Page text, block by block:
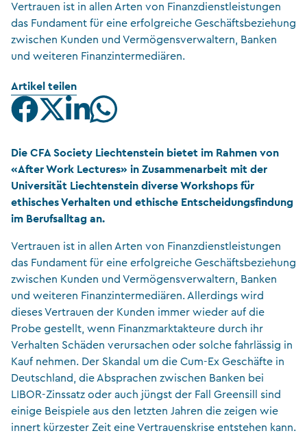
Vertrauen ist in allen Arten von Finanzdienstleistungen
das Fundament für eine erfolgreiche Geschäftsbeziehung
zwischen Kunden und Vermögensverwaltern, Banken
und weiteren Finanzintermediären.
Artikel teilen
Die CFA Society Liechtenstein bietet im Rahmen von
«After Work Lectures» in Zusammenarbeit mit der
Universität Liechtenstein diverse Workshops für
ethisches Verhalten und ethische Entscheidungsfindung
im Berufsalltag an.
Vertrauen ist in allen Arten von Finanzdienstleistungen
das Fundament für eine erfolgreiche Geschäftsbeziehung
zwischen Kunden und Vermögensverwaltern, Banken
und weiteren Finanzintermediären. Allerdings wird
dieses Vertrauen der Kunden immer wieder auf die
Probe gestellt, wenn Finanzmarktakteure durch ihr
Verhalten Schäden verursachen oder solche fahrlässig in
Kauf nehmen. Der Skandal um die Cum-Ex Geschäfte in
Deutschland, die Absprachen zwischen Banken bei
LIBOR-Zinssatz oder auch jüngst der Fall Greensill sind
einige Beispiele aus den letzten Jahren die zeigen wie
innert kürzester Zeit eine Vertrauenskrise entstehen kann.